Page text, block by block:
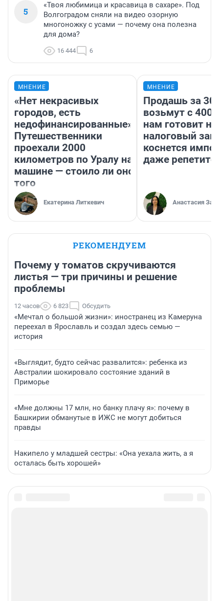
5
«Твоя любимица и красавица в сахаре». Под
Волгоградом сняли на видео озорную
многоножку с усами — почему она полезна
для дома?
16 444 6
МНЕНИЕ
«Нет некрасивых
городов, есть
недофинансированные».
Путешественники
проехали 2000
километров по Уралу на
машине — стоило ли оно
того
Екатерина Литкевич
МНЕНИЕ
Продашь за
возьмут с
нам готовит
налоговый
коснется
даже
Анастасия
РЕКОМЕНДУЕМ
Почему у томатов скручиваются
листья — три причины и решение
проблемы
12 часов 6 823 Обсудить
«Мечтал о большой жизни»: иностранец из Камеруна
переехал в Ярославль и создал здесь семью —
история
«Выглядит, будто сейчас развалится»: ребенка из
Австралии шокировало состояние зданий в
Приморье
«Мне должны 17 млн, но банку плачу я»: почему в
Башкирии обманутые в ИЖС не могут добиться
правды
Накипело у младшей сестры: «Она уехала жить, а я
осталась быть хорошей»